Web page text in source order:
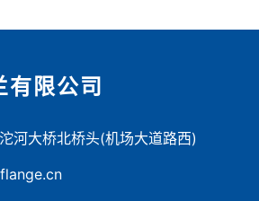
有限公司
河大桥北桥头(机场大道路西)